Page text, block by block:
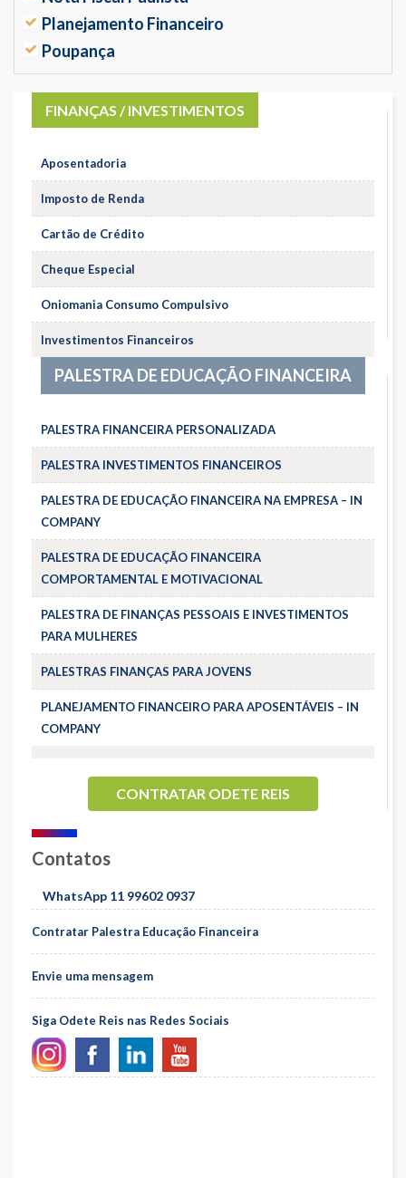
Planejamento Financeiro
Poupança
FINANÇAS / INVESTIMENTOS
Aposentadoria
Imposto de Renda
Cartão de Crédito
Cheque Especial
Oniomania Consumo Compulsivo
Investimentos Financeiros
PALESTRA DE EDUCAÇÃO FINANCEIRA
PALESTRA FINANCEIRA PERSONALIZADA
PALESTRA INVESTIMENTOS FINANCEIROS
PALESTRA DE EDUCAÇÃO FINANCEIRA NA EMPRESA – IN
COMPANY
PALESTRA DE EDUCAÇÃO FINANCEIRA
COMPORTAMENTAL E MOTIVACIONAL
PALESTRA DE FINANÇAS PESSOAIS E INVESTIMENTOS
PARA MULHERES
PALESTRAS FINANÇAS PARA JOVENS
PLANEJAMENTO FINANCEIRO PARA APOSENTÁVEIS – IN
COMPANY
CONTRATAR ODETE REIS
Contatos
WhatsApp 11 99602 0937
Contratar Palestra Educação Financeira
Envie uma mensagem
Siga Odete Reis nas Redes Sociais